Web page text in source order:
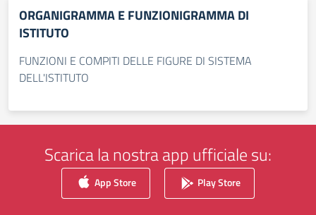
ORGANIGRAMMA E FUNZIONIGRAMMA DI
ISTITUTO
FUNZIONI E COMPITI DELLE FIGURE DI SISTEMA
DELL'ISTITUTO
Scarica la nostra app ufficiale su:
App Store Play Store